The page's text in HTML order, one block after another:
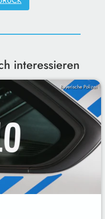
interessieren
Bayerische Polizei